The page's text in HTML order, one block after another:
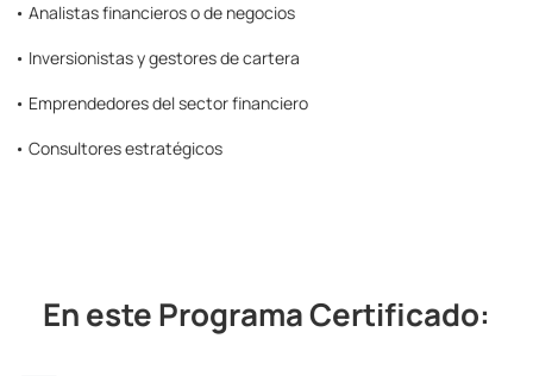
• Analistas financieros o de negocios
• Inversionistas y gestores de cartera
• Emprendedores del sector financiero
• Consultores estratégicos
En este Programa Certificado: